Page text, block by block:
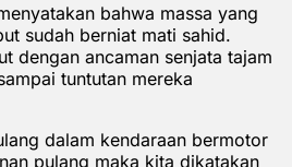
bahwa massa yang
sudah berniat mati sahid.
dengan ancaman senjata tajam
tuntutan mereka
dalam kendaraan bermotor
pulang maka kita dikatakan